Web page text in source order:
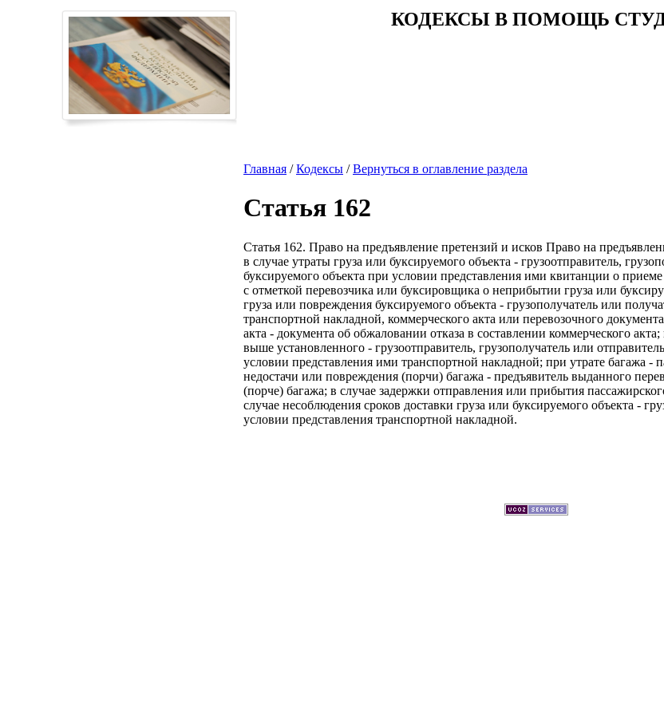
КОДЕКСЫ В ПОМОЩЬ
Главная /Кодексы /Вернуться в оглавление раздела
Статья 162
Статья 162. Право на предъявление претензий и исков Право на
в случае утраты груза или буксируемого объекта - грузоотправитель,
буксируемого объекта при условии представления ими квитанции о
с отметкой перевозчика или буксировщика о неприбытии груза или
груза или повреждения буксируемого объекта - грузополучатель или
транспортной накладной, коммерческого акта или перевозочного
акта - документа об обжаловании отказа в составлении коммерческого
выше установленного - грузоотправитель, грузополучатель или
условии представления ими транспортной накладной; при утрате багажа
недостачи или повреждения (порчи) багажа - предъявитель выданного
(порче) багажа; в случае задержки отправления или прибытия
случае несоблюдения сроков доставки груза или буксируемого объекта -
условии представления транспортной накладной.